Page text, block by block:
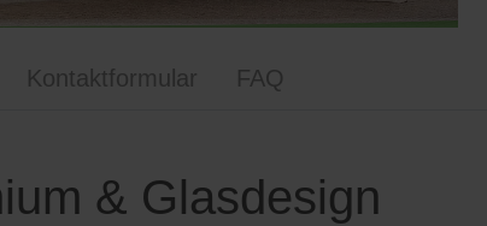
Kontaktformular FAQ
& Glasdesign